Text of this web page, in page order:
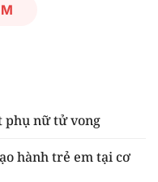
phụ nữ tử vong
hành trẻ em tại cơ